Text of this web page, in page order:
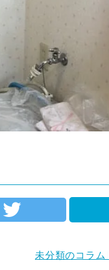
未分類のコラ